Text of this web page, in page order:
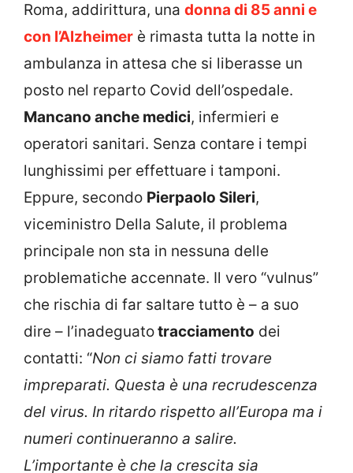
Roma, addirittura, una donna di 85 anni e
con l’Alzheimer è rimasta tutta la notte in
ambulanza in attesa che si liberasse un
posto nel reparto Covid dell’ospedale.
Mancano anche medici, infermieri e
operatori sanitari. Senza contare i tempi
lunghissimi per effettuare i tamponi.
Eppure, secondo Pierpaolo Sileri,
viceministro Della Salute, il problema
principale non sta in nessuna delle
problematiche accennate. Il vero “vulnus”
che rischia di far saltare tutto è – a suo
dire – l’inadeguatotracciamento dei
contatti: “Non ci siamo fatti trovare
impreparati. Questa è una recrudescenza
del virus. In ritardo rispetto all’Europa ma i
numeri continueranno a salire.
L’importante è che la crescita sia